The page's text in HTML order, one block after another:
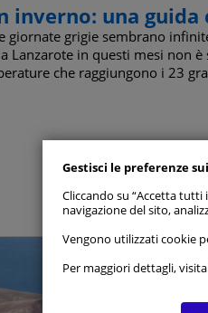
inverno: una
giornate grigie sembrano
Lanzarote in questi mesi non
che raggiungono i 23
Gestisci le preferenze
Cliccando su “Accetta
navigazione del sito,
Vengono utilizzati cookie
Per maggiori dettagli,
Consenti tutti
Cookie
Cookie di
Cookie di
Cookie per